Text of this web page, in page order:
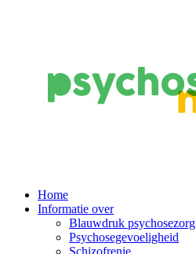
Main
Navigation
Home
Informatie over
Blauwdruk psychosezorg
Psychosegevoeligheid
Schizofrenie